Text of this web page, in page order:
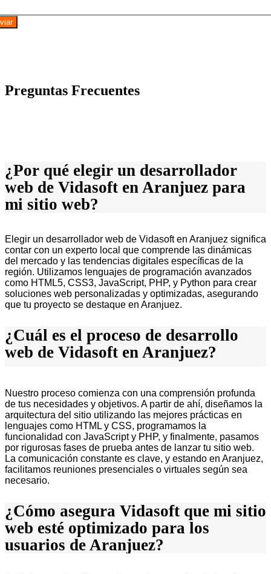
Preguntas Frecuentes
¿Por qué elegir un desarrollador
web de Vidasoft en Aranjuez para
mi sitio web?
Elegir un desarrollador web de Vidasoft en Aranjuez significa
contar con un experto local que comprende las dinámicas
del mercado y las tendencias digitales específicas de la
región. Utilizamos lenguajes de programación avanzados
como HTML5, CSS3, JavaScript, PHP, y Python para crear
soluciones web personalizadas y optimizadas, asegurando
que tu proyecto se destaque en Aranjuez.
¿Cuál es el proceso de desarrollo
web de Vidasoft en Aranjuez?
Nuestro proceso comienza con una comprensión profunda
de tus necesidades y objetivos. A partir de ahí, diseñamos la
arquitectura del sitio utilizando las mejores prácticas en
lenguajes como HTML y CSS, programamos la
funcionalidad con JavaScript y PHP, y finalmente, pasamos
por rigurosas fases de prueba antes de lanzar tu sitio web.
La comunicación constante es clave, y estando en Aranjuez,
facilitamos reuniones presenciales o virtuales según sea
necesario.
¿Cómo asegura Vidasoft que mi sitio
web esté optimizado para los
usuarios de Aranjuez?